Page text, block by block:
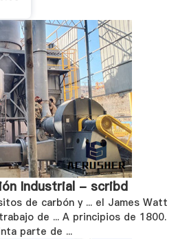
Industrial - scribd
de carbón y ... el James Watt
de ... A principios de 1800.
parte de ...